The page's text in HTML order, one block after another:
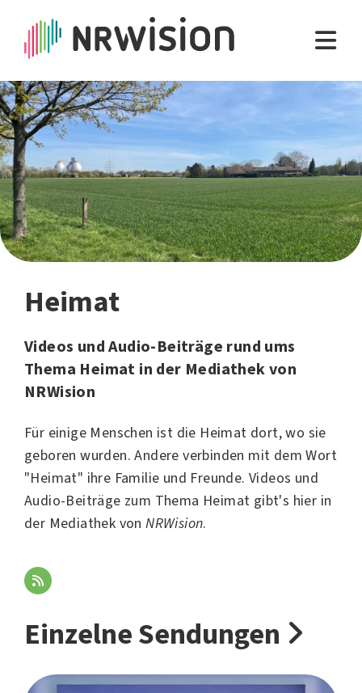
Heimat
Videos und Audio-Beiträge rund ums
Thema Heimat in der Mediathek von
NRWision
Für einige Menschen ist die Heimat dort, wo sie
geboren wurden. Andere verbinden mit dem Wort
"Heimat" ihre Familie und Freunde. Videos und
Audio-Beiträge zum Thema Heimat gibt's hier in
der Mediathek vonNRWision.
Einzelne Sendungen